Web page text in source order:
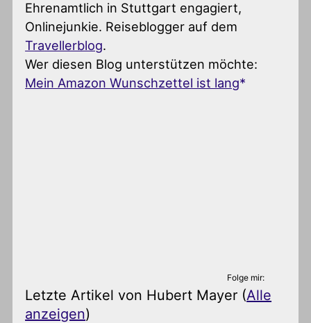
Ehrenamtlich in Stuttgart engagiert,
Onlinejunkie. Reiseblogger auf dem
Travellerblog.
Wer diesen Blog unterstützen möchte:
Mein Amazon Wunschzettel ist lang
Folge mir:
Letzte Artikel von Hubert Mayer (Alle
anzeigen)